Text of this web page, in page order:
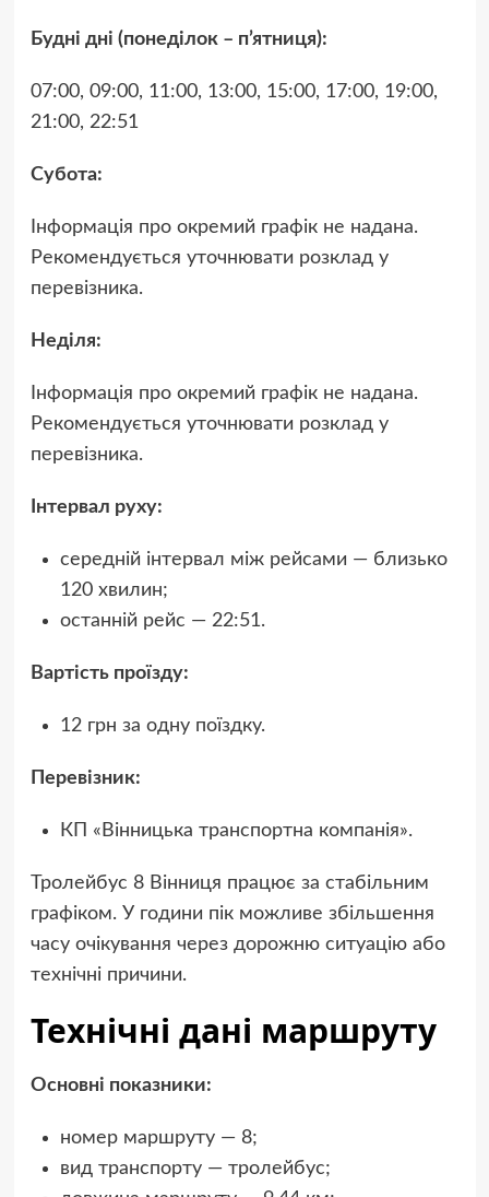
Будні дні (понеділок – п’ятниця):
07:00, 09:00, 11:00, 13:00, 15:00, 17:00, 19:00,
21:00, 22:51
Субота:
Інформація про окремий графік не надана.
Рекомендується уточнювати розклад у
перевізника.
Неділя:
Інформація про окремий графік не надана.
Рекомендується уточнювати розклад у
перевізника.
Інтервал руху:
середній інтервал між рейсами — близько
120 хвилин;
останній рейс — 22:51.
Вартість проїзду:
12 грн за одну поїздку.
Перевізник:
КП «Вінницька транспортна компанія».
Тролейбус 8 Вінниця працює за стабільним
графіком. У години пік можливе збільшення
часу очікування через дорожню ситуацію або
технічні причини.
Технічні дані маршруту
Основні показники:
номер маршруту — 8;
вид транспорту — тролейбус;